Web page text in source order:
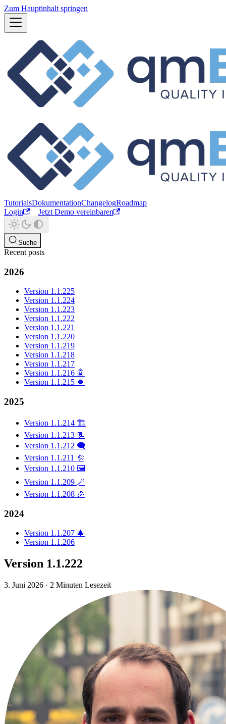
Zum Hauptinhalt springen
TutorialsDokumentationChangelogRoadmap
Login
Jetzt Demo vereinbaren
Suche
Recent posts
2026
Version 1.1.225
Version 1.1.224
Version 1.1.223
Version 1.1.222
Version 1.1.221
Version 1.1.220
Version 1.1.219
Version 1.1.218
Version 1.1.217
Version 1.1.216 🤖
Version 1.1.215 🍀
2025
Version 1.1.214 🏗️
Version 1.1.213 📃
Version 1.1.212 🗨️
Version 1.1.211 🌞
Version 1.1.210 🖼️
Version 1.1.209 🪄
Version 1.1.208 🎉
2024
Version 1.1.207 🎄
Version 1.1.206
Version 1.1.222
3. Juni 2026 · 2 Minuten Lesezeit